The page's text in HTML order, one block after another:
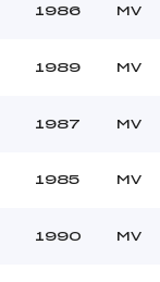
1986 MV
1989 MV
1987 MV
1985 MV
1990 MV